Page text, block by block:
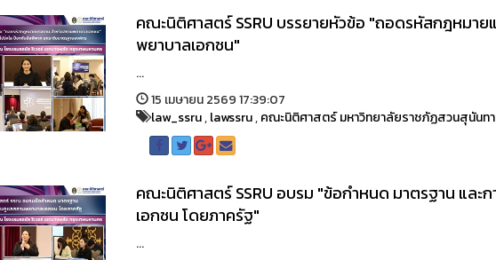
คณะนิติศาสตร์ SSRU บรรยายหัวข้อ "ถอดรหัสกฎหมาย
พยาบาลเอกชน"
...
15 เมษายน 2569 17:39:07
law_ssru,lawssru,คณะนิติศาสตร์ มหาวิทยาลัยราชภัฏสวนสุนันทา
คณะนิติศาสตร์ SSRU อบรม "ข้อกำหนด มาตรฐาน และ
เอกชน โดยภาครัฐ"
...